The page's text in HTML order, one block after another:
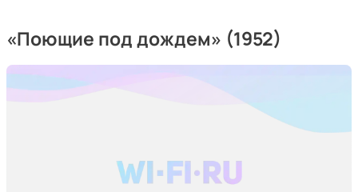
«Поющие под дождем» (1952)